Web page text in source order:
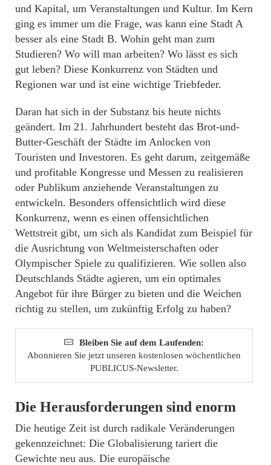
und Kapital, um Veranstaltungen und Kultur. Im Kern
ging es immer um die Frage, was kann eine Stadt A
besser als eine Stadt B. Wohin geht man zum
Studieren? Wo will man arbeiten? Wo lässt es sich
gut leben? Diese Konkurrenz von Städten und
Regionen war und ist eine wichtige Triebfeder.
Daran hat sich in der Substanz bis heute nichts
geändert. Im 21. Jahrhundert besteht das Brot-und-
Butter-Geschäft der Städte im Anlocken von
Touristen und Investoren. Es geht darum, zeitgemäße
und profitable Kongresse und Messen zu realisieren
oder Publikum anziehende Veranstaltungen zu
entwickeln. Besonders offensichtlich wird diese
Konkurrenz, wenn es einen offensichtlichen
Wettstreit gibt, um sich als Kandidat zum Beispiel für
die Ausrichtung von Weltmeisterschaften oder
Olympischer Spiele zu qualifizieren. Wie sollen also
Deutschlands Städte agieren, um ein optimales
Angebot für ihre Bürger zu bieten und die Weichen
richtig zu stellen, um zukünftig Erfolg zu haben?
Bleiben Sie auf dem Laufenden:
Abonnieren Sie jetzt unseren kostenlosen wöchentlichen
PUBLICUS-Newsletter.
Die Herausforderungen sind enorm
Die heutige Zeit ist durch radikale Veränderungen
gekennzeichnet: Die Globalisierung tariert die
Gewichte neu aus. Die europäische